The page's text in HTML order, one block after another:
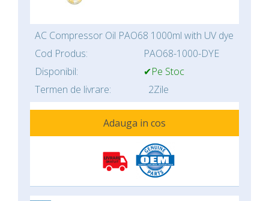
AC Compressor Oil PAO68 1000ml with UV dye
Cod Produs:
PAO68-1000-DYE
Disponibil:
✔Pe Stoc
Termen de livrare:
2Zile
Adauga in cos